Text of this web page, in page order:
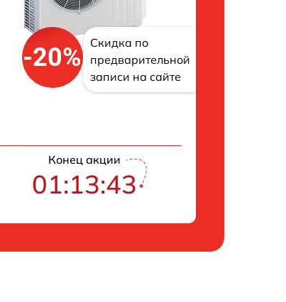
-20%
Скидка по
предварительной
записи на сайте
Конец акции
01:13:42